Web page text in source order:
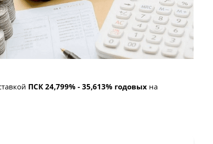
ПСК 24,799% - 35,613% годовых на